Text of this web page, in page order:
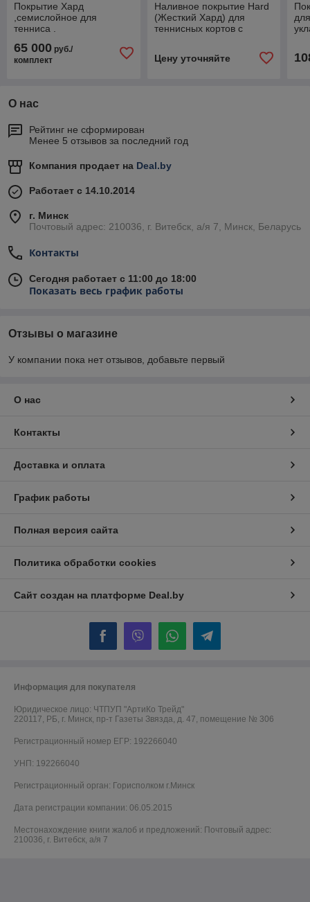
Покрытие Хард
,семислойное для
тенниса .
65 000 руб./
комплект
Наливное покрытие Hard
(Жесткий Хард) для
теннисных кортов с
Цену уточняйте
О нас
Рейтинг не сформирован
Менее 5 отзывов за последний год
Компания продает на Deal.by
Работает с 14.10.2014
г. Минск
Почтовый адрес: 210036, г. Витебск, а/я 7, Минск, Беларусь
Контакты
Сегодня работает с 11:00 до 18:00
Показать весь график работы
Отзывы о магазине
У компании пока нет отзывов, добавьте первый
О нас
Контакты
Доставка и оплата
График работы
Полная версия сайта
Политика обработки cookies
Сайт создан на платформе Deal.by
Информация для покупателя
Юридическое лицо: ЧТПУП "АртиКо Трейд"
220117, РБ, г. Минск, пр-т Газеты Звязда, д. 47, помещение № 306
Регистрационный номер ЕГР: 192266040
УНП: 192266040
Регистрационный орган: Горисполком г.Минск
Дата регистрации компании: 06.05.2015
Местонахождение книги жалоб и предложений: Почтовый адрес:
210036, г. Витебск, а/я 7